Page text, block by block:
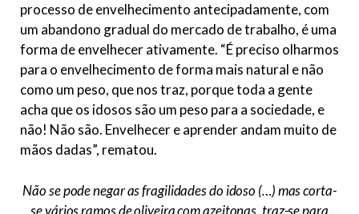
processo de envelhecimento antecipadamente, com
um abandono gradual do mercado de trabalho, é uma
forma de envelhecer ativamente. “É preciso olharmos
para o envelhecimento de forma mais natural e não
como um peso, que nos traz, porque toda a gente
acha que os idosos são um peso para a sociedade, e
não! Não são. Envelhecer e aprender andam muito de
mãos dadas”, rematou.
Não se pode negar as fragilidades do idoso (…) mas corta-